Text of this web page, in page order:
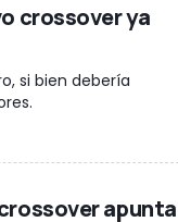
crossover ya
si bien debería
apunta